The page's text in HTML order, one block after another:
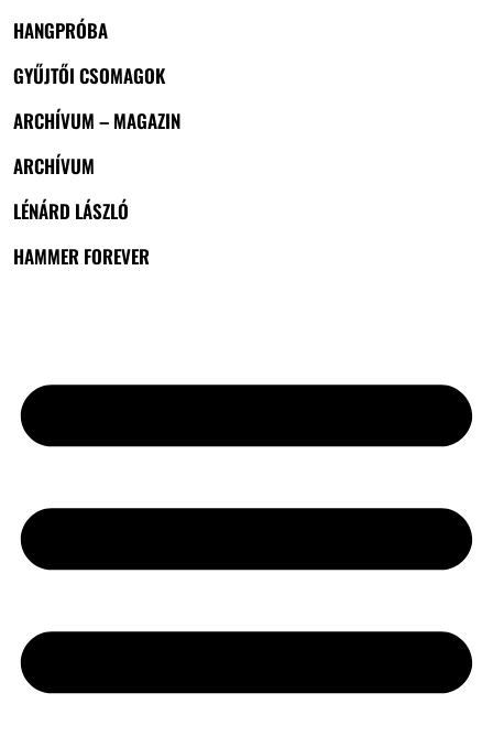
HANGPRÓBA
GYŰJTŐI CSOMAGOK
ARCHÍVUM – MAGAZIN
ARCHÍVUM
LÉNÁRD LÁSZLÓ
HAMMER FOREVER